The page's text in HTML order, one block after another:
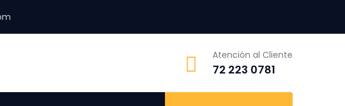
Atención al Cliente
72 223 0781